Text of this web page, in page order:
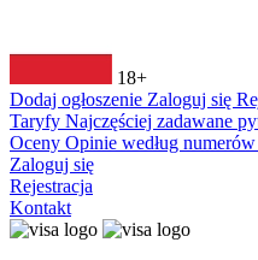
18+
Dodaj ogłoszenie Zaloguj się
Taryfy Najczęściej zadawane
Oceny Opinie według numerów
Zaloguj się
Rejestracja
Kontakt